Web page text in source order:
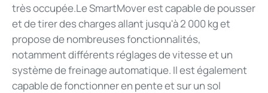
très occupée.Le SmartMover est capable de pousser
et de tirer des charges allant jusqu'à 2 000 kg et
propose de nombreuses fonctionnalités,
notamment différents réglages de vitesse et un
système de freinage automatique. Il est également
capable de fonctionner en pente et sur un sol